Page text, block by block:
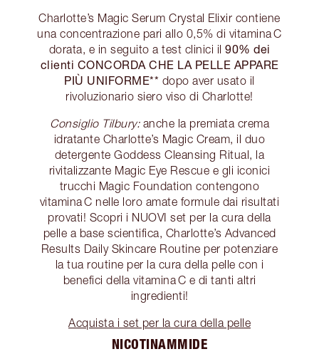
Charlotte’s Magic Serum Crystal Elixir contiene
una concentrazione pari allo 0,5% di vitamina C
dorata, e in seguito a test clinici il 90% dei
clienti CONCORDA CHE LA PELLE APPARE
PIÙ UNIFORME** dopo aver usato il
rivoluzionario siero viso di Charlotte!
Consiglio Tilbury:anche la premiata crema
idratante Charlotte’s Magic Cream, il duo
detergente Goddess Cleansing Ritual, la
rivitalizzante Magic Eye Rescue e gli iconici
trucchi Magic Foundation contengono
vitamina C nelle loro amate formule dai risultati
provati! Scopri i NUOVI set per la cura della
pelle a base scientifica, Charlotte’s Advanced
Results Daily Skincare Routine per potenziare
la tua routine per la cura della pelle con i
benefici della vitamina C e di tanti altri
ingredienti!
Acquista i set per la cura della pelle
NICOTINAMMIDE